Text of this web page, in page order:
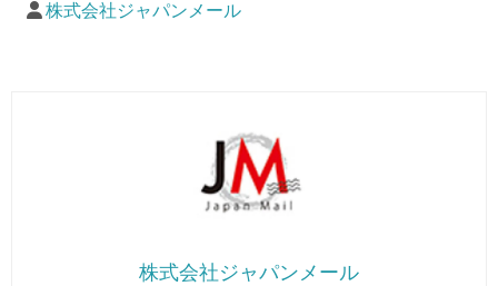
株式会社ジャパンメール
株式会社ジャパンメール